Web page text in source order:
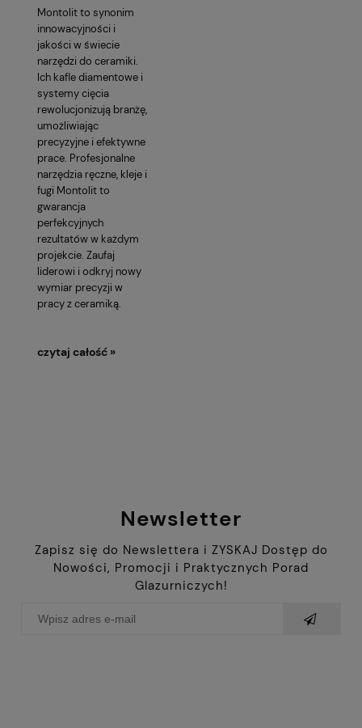
Montolit to synonim
innowacyjności i
jakości w świecie
narzędzi do ceramiki.
Ich kafle diamentowe i
systemy cięcia
rewolucjonizują branżę,
umożliwiając
precyzyjne i efektywne
prace. Profesjonalne
narzędzia ręczne, kleje i
fugi Montolit to
gwarancja
perfekcyjnych
rezultatów w każdym
projekcie. Zaufaj
liderowi i odkryj nowy
wymiar precyzji w
pracy z ceramiką.
czytaj całość »
Newsletter
Zapisz się do Newslettera i ZYSKAJ Dostęp do
Nowości, Promocji i Praktycznych Porad
Glazurniczych!